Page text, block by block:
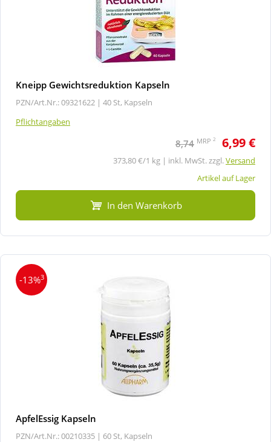
Kneipp Gewichtsreduktion Kapseln
PZN/Art.Nr.: 09321622 | 40 St, Kapseln
Pflichtangaben
8,74 MRP 2 6,99 €
373,80 €/1 kg | inkl. MwSt. zzgl.Versand
Artikel auf Lager
In den Warenkorb
-13%3
ApfelEssig Kapseln
PZN/Art.Nr.: 00210335 | 60 St, Kapseln